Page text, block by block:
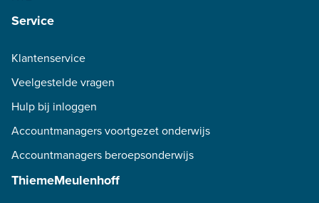
Service
Klantenservice
Veelgestelde vragen
Hulp bij inloggen
Accountmanagers voortgezet onderwijs
Accountmanagers beroepsonderwijs
ThiemeMeulenhoff